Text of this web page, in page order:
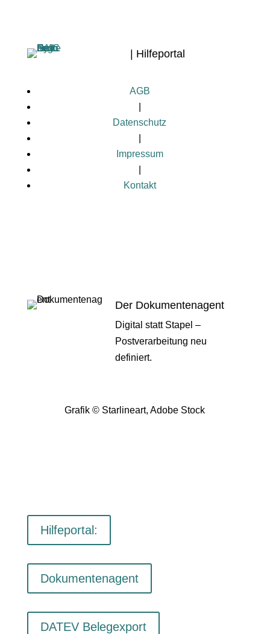
| Hilfeportal
AGB
Datenschutz
Impressum
Kontakt
Der Dokumentenagent
Digital statt Stapel –
Postverarbeitung neu
definiert.
Grafik © Starlineart, Adobe Stock
Hilfeportal:
Dokumentenagent
DATEV Belegexport